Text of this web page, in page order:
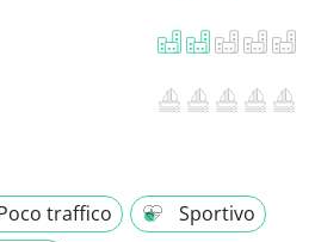
traffico
Sportivo